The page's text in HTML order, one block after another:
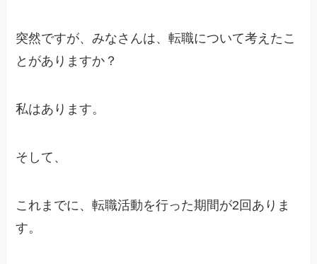
突然ですが、みなさんは、転職について考えたこ
とがありますか？
私はあります。
そして、
これまでに、転職活動を行った期間が2回ありま
す。